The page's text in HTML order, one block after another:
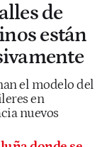
de
están
el modelo del
en
nuevos